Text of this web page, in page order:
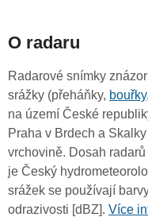
O radaru
Radarové snímky
srážky (přeháňky, bouřky
na území České
Praha v Brdech a
vrchovině. Dosah
je Český
srážek se používají
odrazivosti [dBZ]. Více